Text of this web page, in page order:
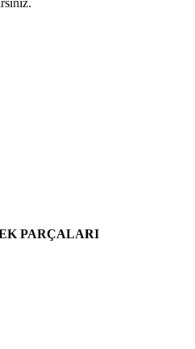
PARÇALARI